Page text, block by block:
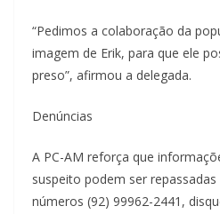
“Pedimos a colaboração da
imagem de Erik, para que ele
preso”, afirmou a delegada.
Denúncias
A PC-AM reforça que
suspeito podem ser
números (92) 99962-2441,